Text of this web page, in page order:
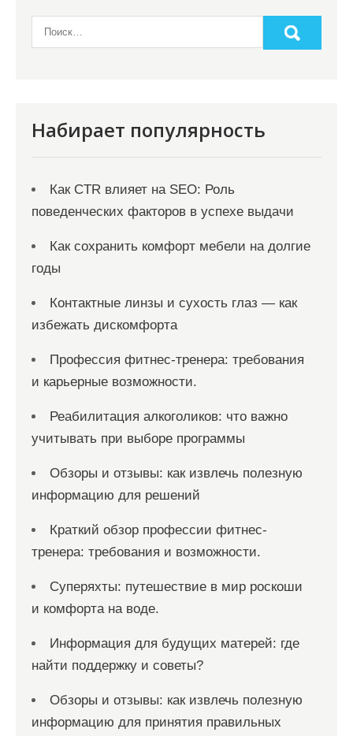
м
Набирает популярность
Как CTR влияет на SEO: Роль
поведенческих факторов в успехе выдачи
Как сохранить комфорт мебели на долгие
годы
Контактные линзы и сухость глаз — как
избежать дискомфорта
Профессия фитнес-тренера: требования
и карьерные возможности.
Реабилитация алкоголиков: что важно
учитывать при выборе программы
Обзоры и отзывы: как извлечь полезную
информацию для решений
Краткий обзор профессии фитнес-
тренера: требования и возможности.
Суперяхты: путешествие в мир роскоши
и комфорта на воде.
Информация для будущих матерей: где
найти поддержку и советы?
Обзоры и отзывы: как извлечь полезную
информацию для принятия правильных